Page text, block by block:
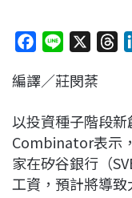
c
b
o
o
k
n
a
d
s
編譯／莊閔棻
以投資種子階段
Combinator表示
家在矽谷銀行（
工資，預計將導致